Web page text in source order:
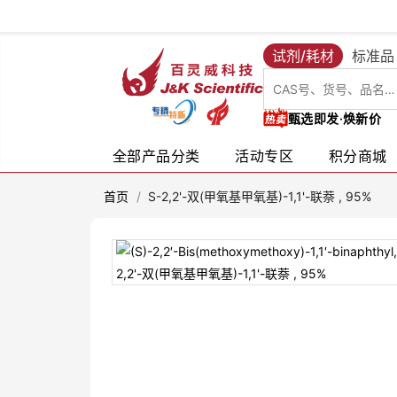
试剂/耗材 标准品
甄选即发·焕新价
全部产品分类 活动专区 积分商城
首页 / S-2,2'-双(甲氧基甲氧基)-1,1'-联萘 , 95%